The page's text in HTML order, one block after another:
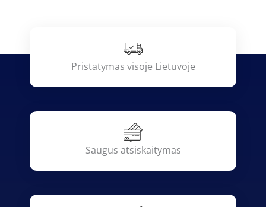
Pristatymas visoje Lietuvoje
Saugus atsiskaitymas